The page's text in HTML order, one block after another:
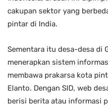
cakupan sektor yang
pintar di India.
Sementara itu desa-desa di
menerapkan sistem
membawa prakarsa kota
Elanto. Dengan SID, web
berisi berita atau informasi